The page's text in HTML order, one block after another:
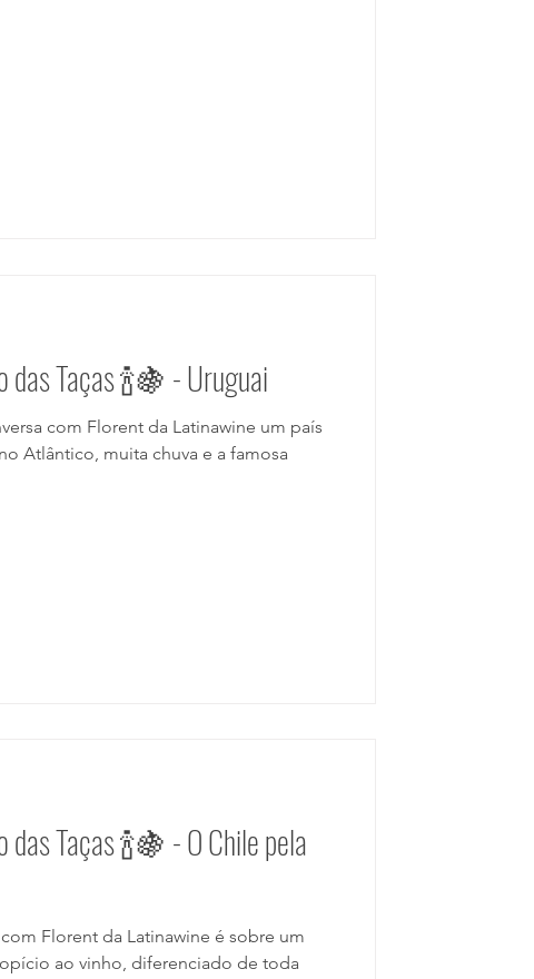
das Taças 🍾🍇 - Uruguai
com Florent da Latinawine um país
Atlântico, muita chuva e a famosa
das Taças 🍾🍇 - O Chile pela
Florent da Latinawine é sobre um
ao vinho, diferenciado de toda